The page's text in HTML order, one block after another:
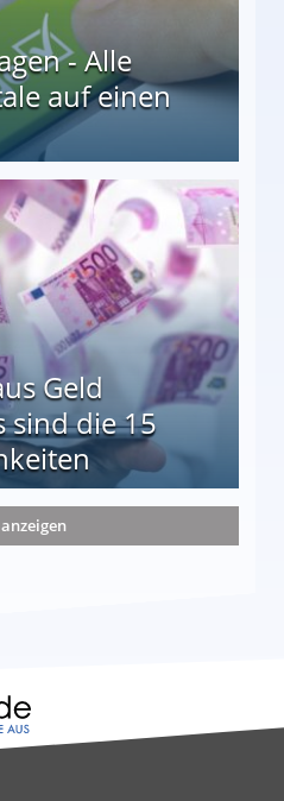
- Alle
auf einen
Geld
sind die 15